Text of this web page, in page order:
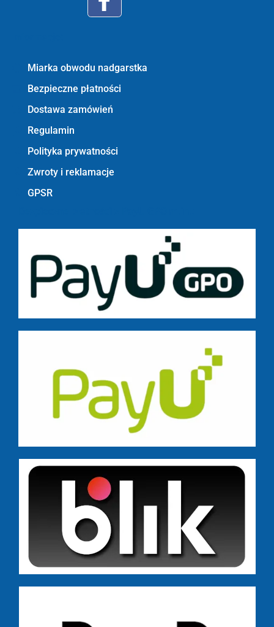
Miarka obwodu nadgarstka
Bezpieczne płatności
Dostawa zamówień
Regulamin
Polityka prywatności
Zwroty i reklamacje
GPSR